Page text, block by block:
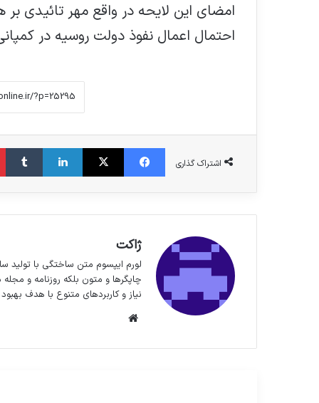
امضای این لایحه در واقع مهر تائیدی
احتمال اعمال نفوذ دولت روسیه در
اشتراک گذاری
فیس بوک X لینکدین
ژاکت
لورم ایپسوم متن ساختگی با تولید
چاپگرها و متون بلکه روزنامه و
نیاز و کاربردهای متنوع با هدف